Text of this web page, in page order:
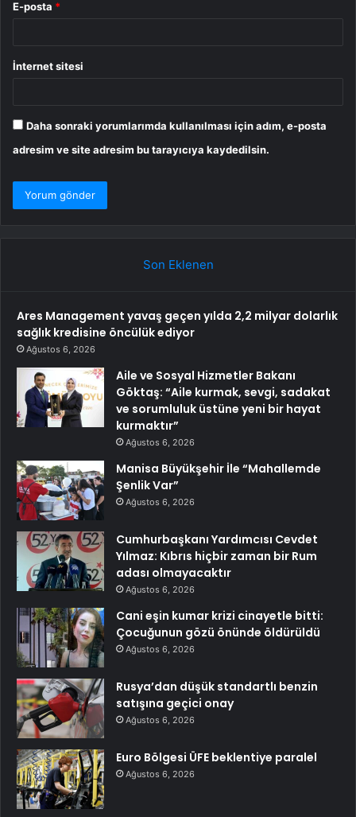
E-posta *
İnternet sitesi
Daha sonraki yorumlarımda kullanılması için adım, e-posta
adresim ve site adresim bu tarayıcıya kaydedilsin.
Son Eklenen
Ares Management yavaş geçen yılda 2,2 milyar dolarlık
sağlık kredisine öncülük ediyor
Ağustos 6, 2026
Aile ve Sosyal Hizmetler Bakanı
Göktaş: “Aile kurmak, sevgi, sadakat
ve sorumluluk üstüne yeni bir hayat
kurmaktır”
Ağustos 6, 2026
Manisa Büyükşehir İle “Mahallemde
Şenlik Var”
Ağustos 6, 2026
Cumhurbaşkanı Yardımcısı Cevdet
Yılmaz: Kıbrıs hiçbir zaman bir Rum
adası olmayacaktır
Ağustos 6, 2026
Cani eşin kumar krizi cinayetle bitti:
Çocuğunun gözü önünde öldürüldü
Ağustos 6, 2026
Rusya’dan düşük standartlı benzin
satışına geçici onay
Ağustos 6, 2026
Euro Bölgesi ÜFE beklentiye paralel
Ağustos 6, 2026